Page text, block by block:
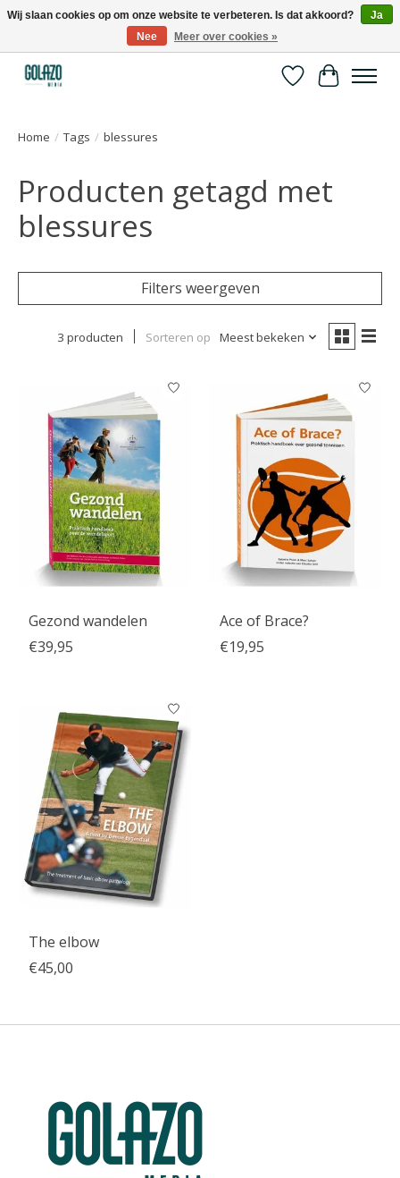
Kennispartner in sport, bewegen en gezondheid
Verlanglijst
Home / Tags / blessures
Producten getagd met
blessures
Filters weergeven
3 producten Sorteren op Meest bekeken
Gezond wandelen
€39,95
Ace of Brace?
€19,95
The elbow
€45,00
Wij slaan cookies op om onze website te verbeteren. Is dat akkoord?
Ja
Nee
Meer over cookies »